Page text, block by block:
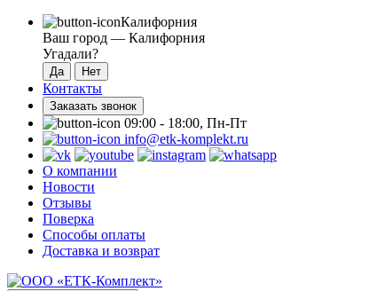
Калифорния
Ваш город — Калифорния
Угадали?
Контакты
Заказать звонок
09:00 - 18:00, Пн-Пт
info@etk-komplekt.ru
О компании
Новости
Отзывы
Поверка
Способы оплаты
Доставка и возврат